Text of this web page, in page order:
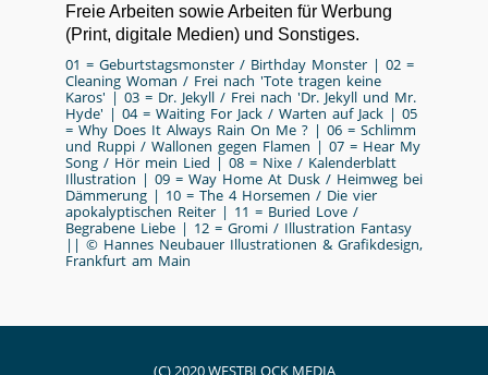
Freie Arbeiten sowie Arbeiten für Werbung
(Print, digitale Medien) und Sonstiges.
01 = Geburtstagsmonster / Birthday Monster | 02 =
Cleaning Woman / Frei nach 'Tote tragen keine
Karos' | 03 = Dr. Jekyll / Frei nach 'Dr. Jekyll und Mr.
Hyde' | 04 = Waiting For Jack / Warten auf Jack | 05
= Why Does It Always Rain On Me ? | 06 = Schlimm
und Ruppi / Wallonen gegen Flamen | 07 = Hear My
Song / Hör mein Lied | 08 = Nixe / Kalenderblatt
Illustration | 09 = Way Home At Dusk / Heimweg bei
Dämmerung | 10 = The 4 Horsemen / Die vier
apokalyptischen Reiter | 11 = Buried Love /
Begrabene Liebe | 12 = Gromi / Illustration Fantasy
|| © Hannes Neubauer Illustrationen & Grafikdesign,
Frankfurt am Main
(C) 2020 WESTBLOCK MEDIA